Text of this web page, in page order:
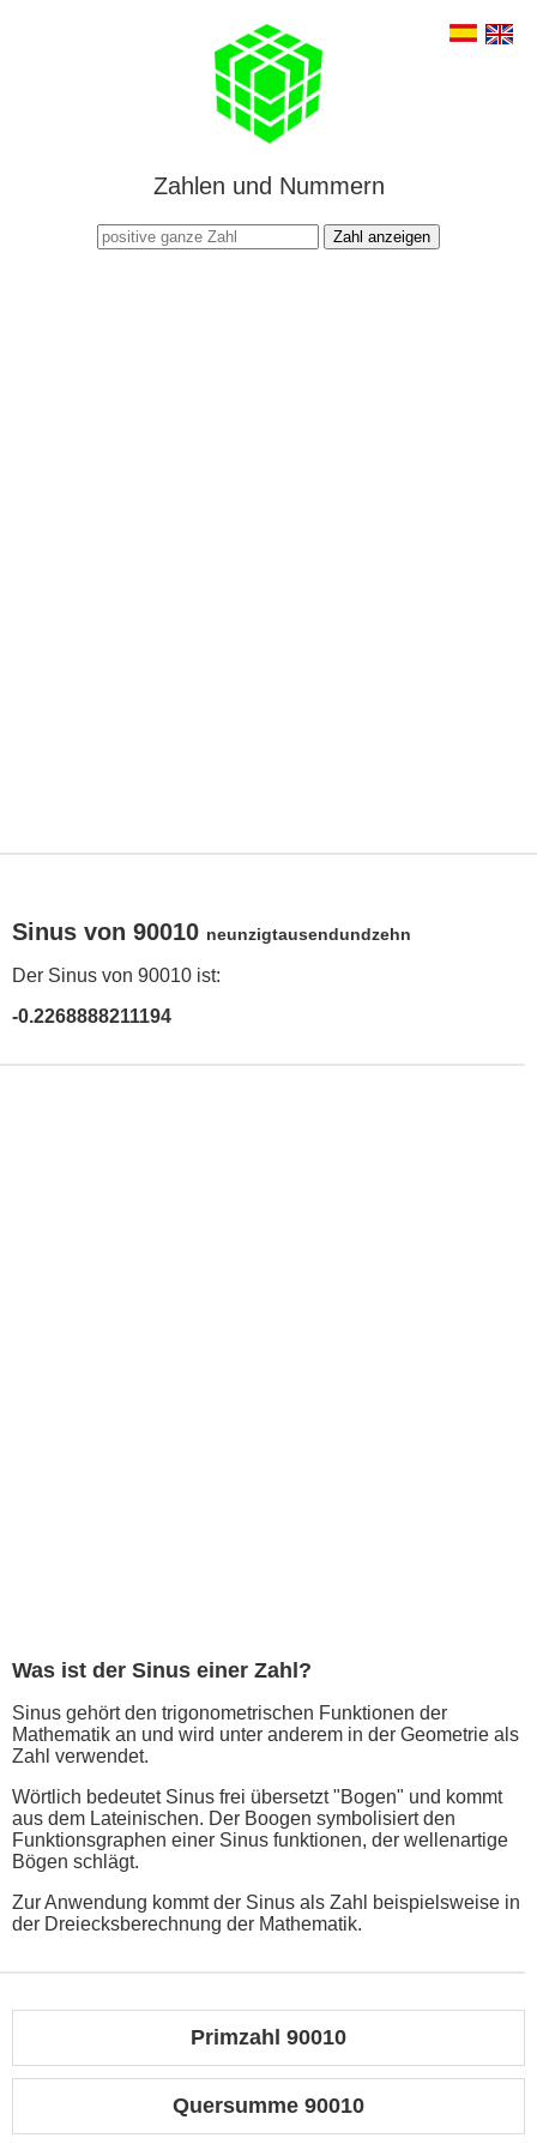
Zahlen und Nummern
Zahl anzeigen
Sinus von 90010 neunzigtausendundzehn
Der Sinus von 90010 ist:
-0.2268888211194
Was ist der Sinus einer Zahl?
Sinus gehört den trigonometrischen Funktionen der
Mathematik an und wird unter anderem in der Geometrie als
Zahl verwendet.
Wörtlich bedeutet Sinus frei übersetzt "Bogen" und kommt
aus dem Lateinischen. Der Boogen symbolisiert den
Funktionsgraphen einer Sinus funktionen, der wellenartige
Bögen schlägt.
Zur Anwendung kommt der Sinus als Zahl beispielsweise in
der Dreiecksberechnung der Mathematik.
Primzahl 90010
Quersumme 90010